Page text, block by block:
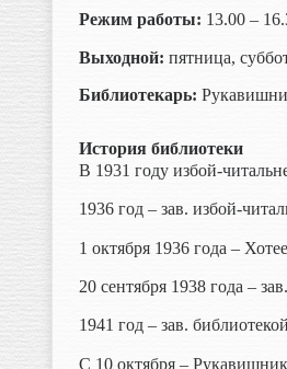
Режим работы: 13.00 –
Выходной: пятница,
Библиотекарь:
История библиотеки
В 1931 году избой-
1936 год – зав. избой-
1 октября 1936 года –
20 сентября 1938 года –
1941 год – зав.
С 10 октября –